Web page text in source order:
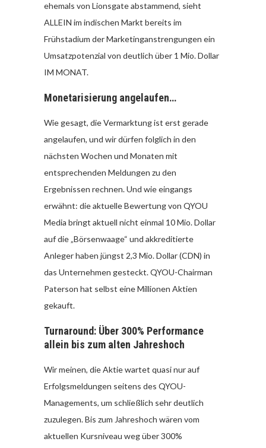
ehemals von Lionsgate abstammend, sieht
ALLEIN im indischen Markt bereits im
Frühstadium der Marketinganstrengungen ein
Umsatzpotenzial von deutlich über 1 Mio. Dollar
IM MONAT.
Monetarisierung angelaufen…
Wie gesagt, die Vermarktung ist erst gerade
angelaufen, und wir dürfen folglich in den
nächsten Wochen und Monaten mit
entsprechenden Meldungen zu den
Ergebnissen rechnen. Und wie eingangs
erwähnt: die aktuelle Bewertung von QYOU
Media bringt aktuell nicht einmal 10 Mio. Dollar
auf die „Börsenwaage“ und akkreditierte
Anleger haben jüngst 2,3 Mio. Dollar (CDN) in
das Unternehmen gesteckt. QYOU-Chairman
Paterson hat selbst eine Millionen Aktien
gekauft.
Turnaround: Über 300% Performance
allein bis zum alten Jahreshoch
Wir meinen, die Aktie wartet quasi nur auf
Erfolgsmeldungen seitens des QYOU-
Managements, um schließlich sehr deutlich
zuzulegen. Bis zum Jahreshoch wären vom
aktuellen Kursniveau weg über 300%